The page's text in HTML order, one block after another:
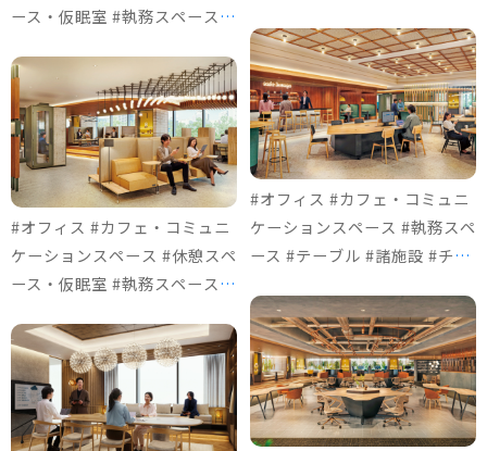
ース・仮眠室 #執務スペース #
ビーチェア #チェア
#オフィス #カフェ・コミュニ
ケーションスペース #休憩スペ
ース・仮眠室 #執務スペース #
#チェア #個室ブース
#オフィス #カフェ・コミュニ
ケーションスペース #執務スペ
ース #テーブル #諸施設 #チェ